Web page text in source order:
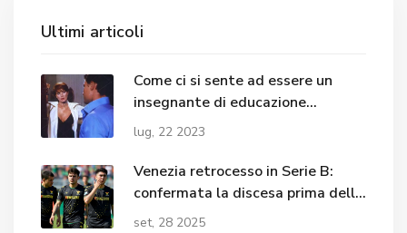
Ultimi articoli
Come ci si sente ad essere un
insegnante di educazione
speciale?
lug, 22 2023
Venezia retrocesso in Serie B:
confermata la discesa prima della
sfida contro la Roma
set, 28 2025